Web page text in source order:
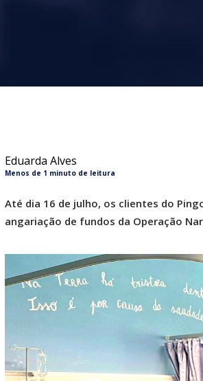
Eduarda Alves
Menos de 1 minuto de leitura
Até dia 16 de julho, os clientes do
angariação de fundos da Operação